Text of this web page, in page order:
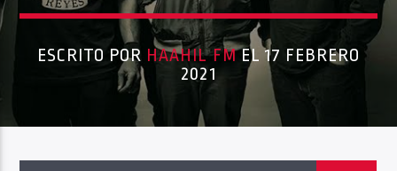
PROGRAMA ACTUAL
EL BAÑO MX
5:00 PM
ESCRITO POR HAAHIL FMEL 17 FEBRERO
2021